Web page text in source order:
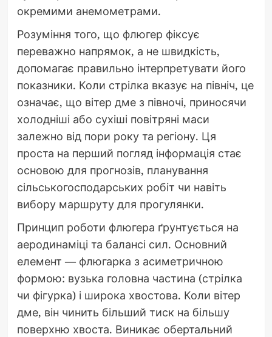
окремими анемометрами.
Розуміння того, що флюгер фіксує
переважно напрямок, а не швидкість,
допомагає правильно інтерпретувати його
показники. Коли стрілка вказує на північ, це
означає, що вітер дме з півночі, приносячи
холодніші або сухіші повітряні маси
залежно від пори року та регіону. Ця
проста на перший погляд інформація стає
основою для прогнозів, планування
сільськогосподарських робіт чи навіть
вибору маршруту для прогулянки.
Принцип роботи флюгера ґрунтується на
аеродинаміці та балансі сил. Основний
елемент — флюгарка з асиметричною
формою: вузька головна частина (стрілка
чи фігурка) і широка хвостова. Коли вітер
дме, він чинить більший тиск на більшу
поверхню хвоста. Виникає обертальний